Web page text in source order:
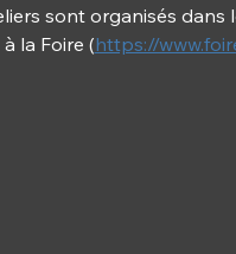
sont organisés
la Foire (https://